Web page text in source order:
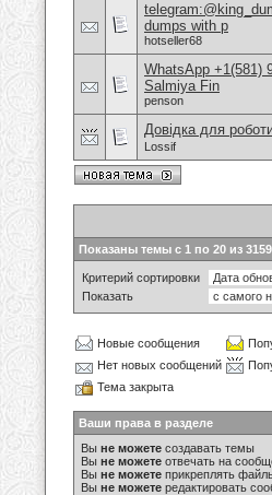
dumps with p
hotseller68
WhatsApp +1(581)
Salmiya Fin
penson
Довідка для
Lossif
Показаны темы с 1 по 20 из
Критерий сортировки
Показать
Новые сообщения
Нет новых сообщений
Тема закрыта
Ваши права в разделе
Вы не можете создавать темы
Вы не можете отвечать на
Вы не можете прикреплять
Вы не можете редактировать